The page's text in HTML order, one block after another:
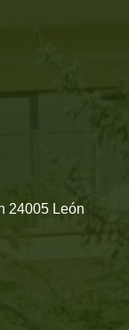
24005 León